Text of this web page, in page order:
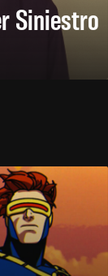
Siniestro